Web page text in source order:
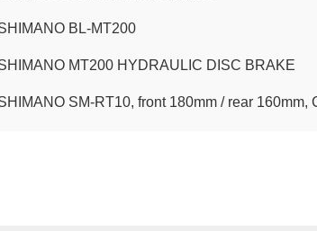
BL-MT200
MT200 HYDRAULIC DISC BRAKE
SM-RT10, front 180mm / rear 160mm,